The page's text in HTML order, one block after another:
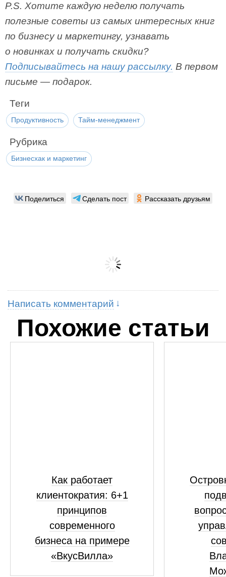
P.S. Хотите каждую неделю получать
полезные советы из самых интересных книг
по бизнесу и маркетингу, узнавать
о новинках и получать скидки?
Подписывайтесь на нашу рассылку. В первом
письме — подарок.
Теги
Продуктивность Тайм-менеджмент
Рубрика
Бизнесхак и маркетинг
Поделиться Сделать пост Рассказать друзьям
Написать комментарий
Похожие статьи
Как работает
клиентократия: 6+1
принципов
современного
бизнеса на примере
«ВкусВилла»